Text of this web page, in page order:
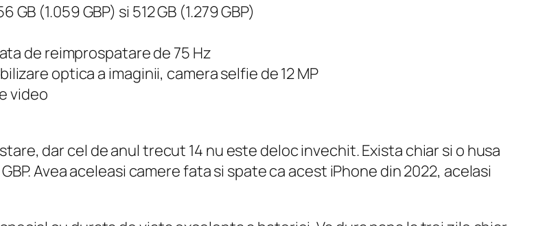
(1.059 GBP) si 512 GB (1.279 GBP)
de reimprospatare de 75 Hz
optica a imaginii, camera selfie de 12 MP
video
dar cel de anul trecut 14 nu este deloc invechit. Exista chiar si o husa
Avea aceleasi camere fata si spate ca acest iPhone din 2022, acelasi